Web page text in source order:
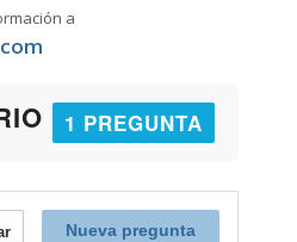
a
1 PREGUNTA
Nueva pregunta